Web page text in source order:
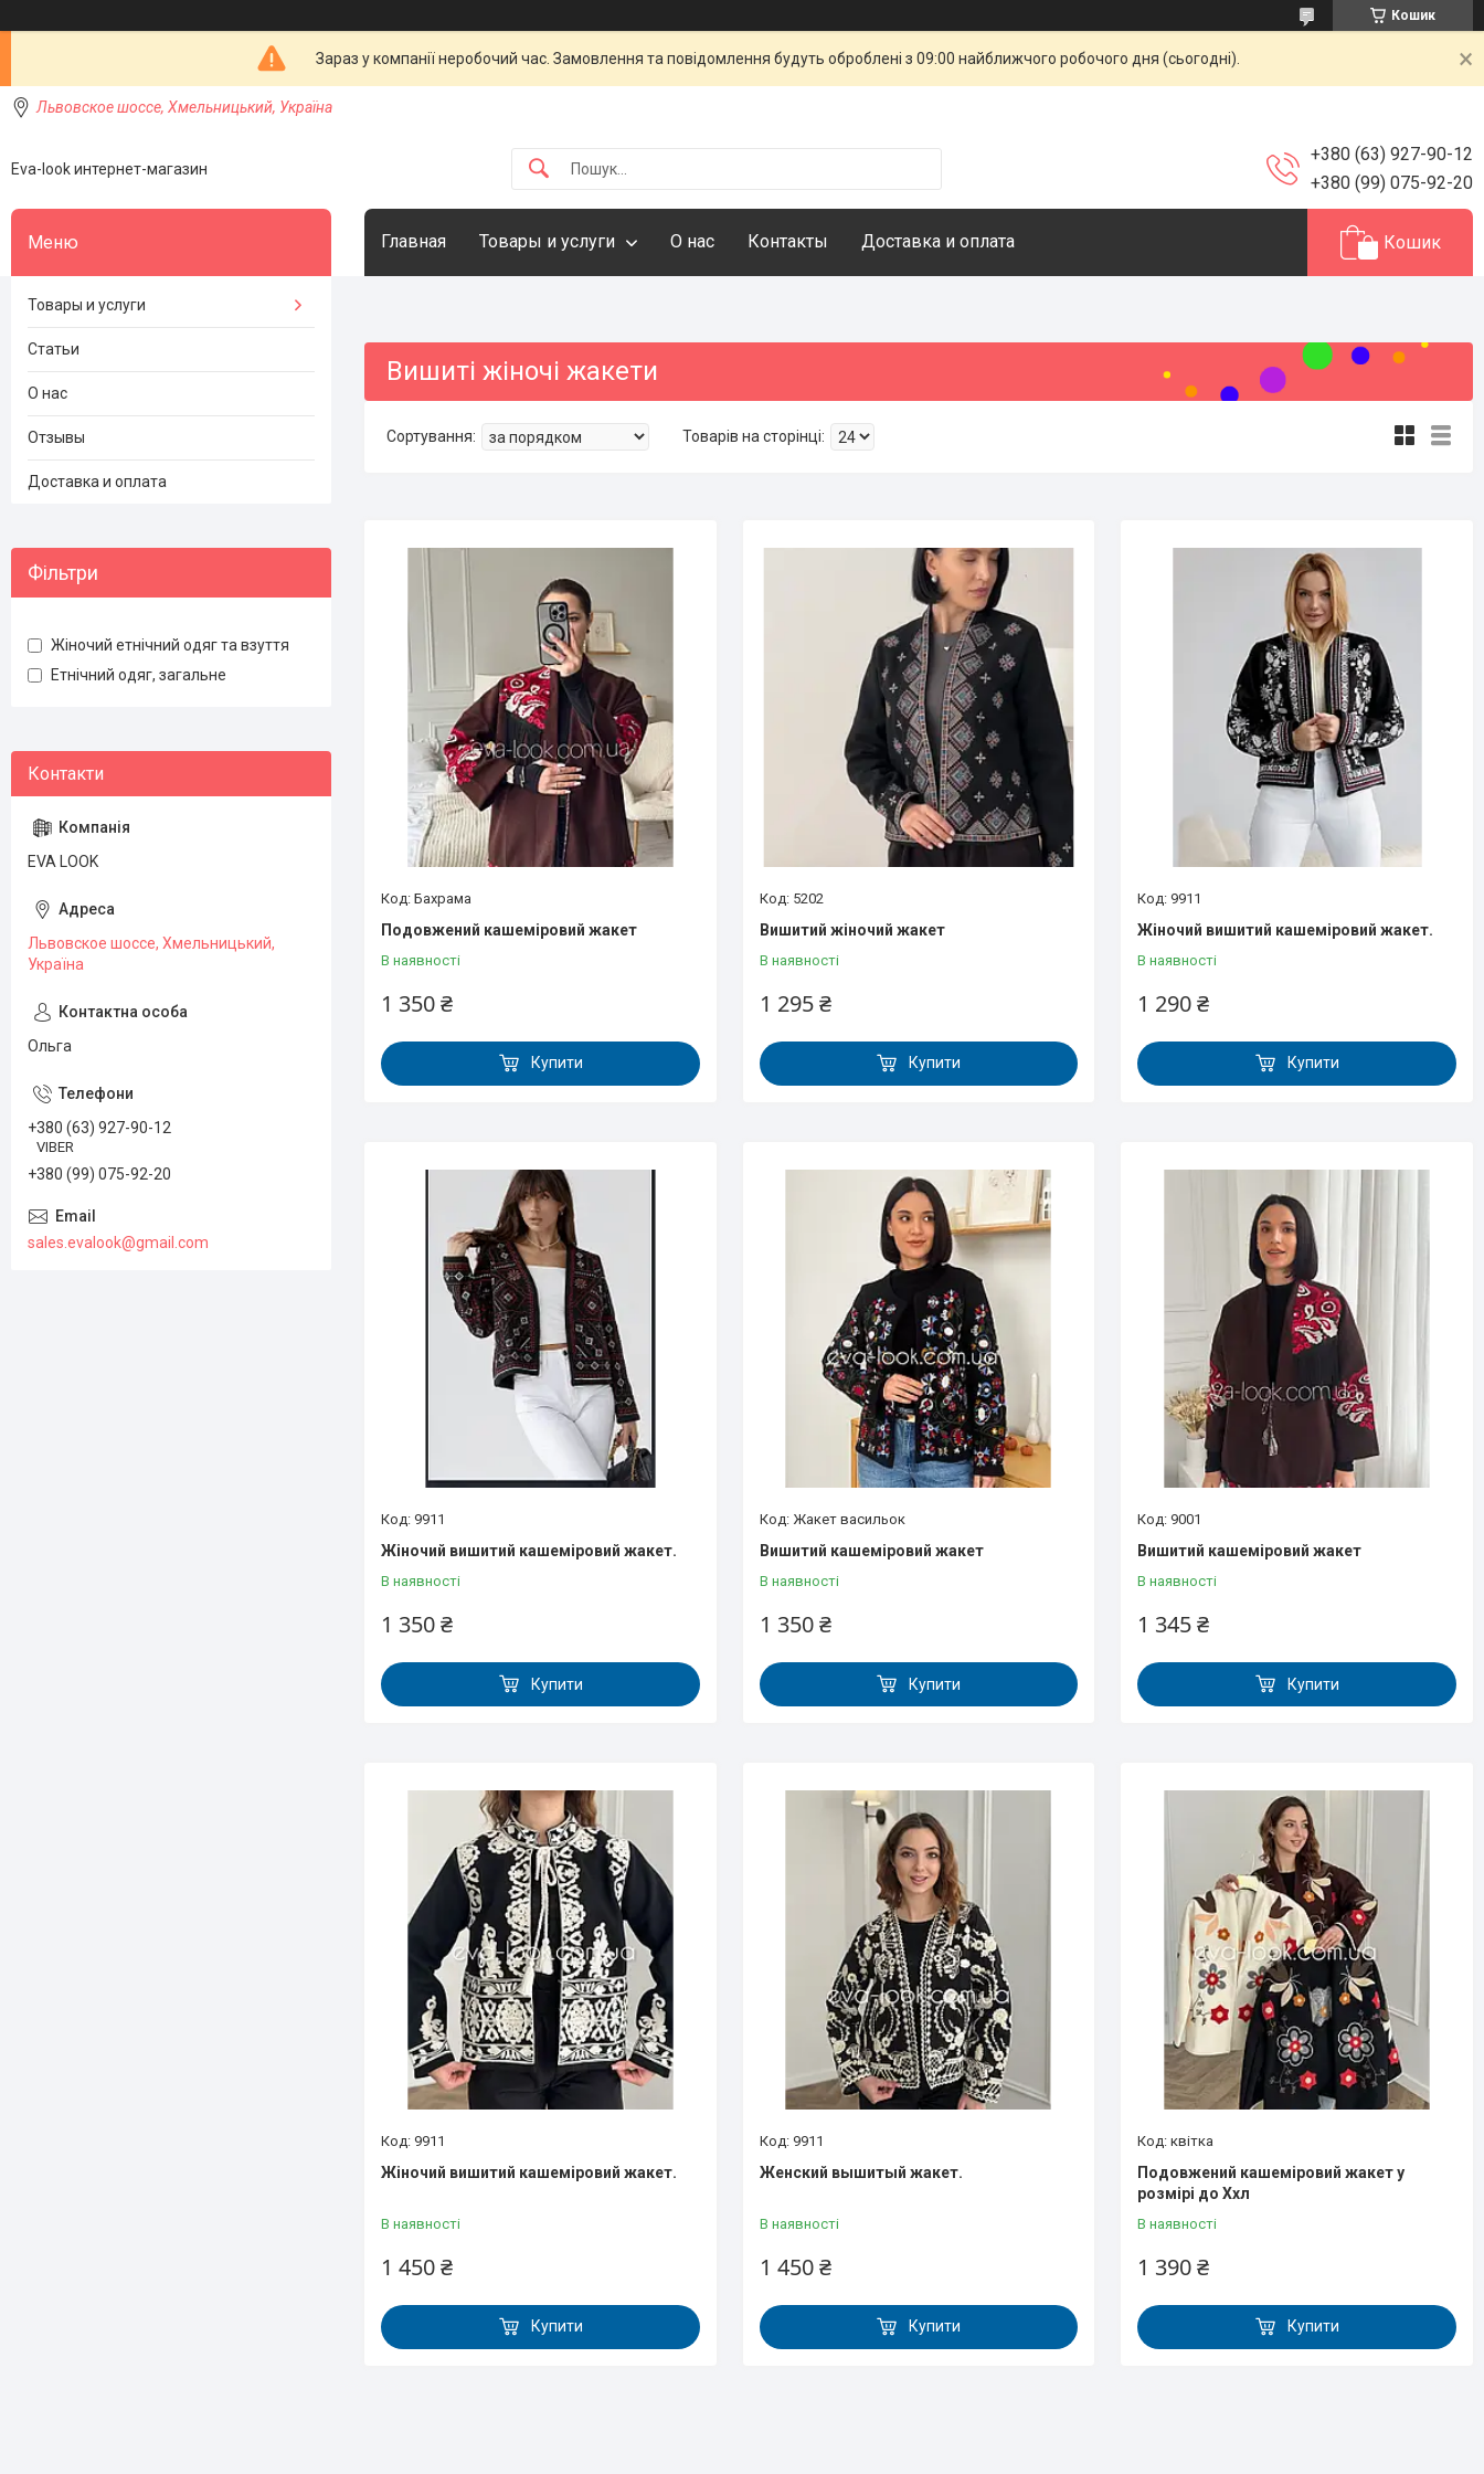
Кошик
Зараз у компанії неробочий час. Замовлення та повідомлення будуть оброблені з 09:00 найближчого робочого дня (сьогодні).
Львовское шоссе, Хмельницький, Україна
Eva-look интернет-магазин
+380 (63) 927-90-12
+380 (99) 075-92-20
Главная Товары и услуги О нас Контакты Доставка и оплата Кошик
Вишиті жіночі жакети
Бахрама
Подовжений кашеміровий жакет
В наявності
1 350 ₴
Купити
5202
Вишитий жіночий жакет
В наявності
1 295 ₴
Купити
9911
Жіночий вишитий кашеміровий жакет.
В наявності
1 290 ₴
Купити
9911
Жіночий вишитий кашеміровий жакет.
В наявності
1 350 ₴
Купити
Жакет васильок
Вишитий кашеміровий жакет
В наявності
1 350 ₴
Купити
9001
Вишитий кашеміровий жакет
В наявності
1 345 ₴
Купити
9911
Жіночий вишитий кашеміровий жакет.
В наявності
1 450 ₴
Купити
9911
Женский вышитый жакет.
В наявності
1 450 ₴
Купити
квітка
Подовжений кашеміровий жакет у
розмірі до Ххл
В наявності
1 390 ₴
Купити
Товары и услуги
Статьи
О нас
Отзывы
Доставка и оплата
Фільтри
Жіночий етнічний одяг та взуття
Етнічний одяг, загальне
EVA LOOK
Львовское шоссе, Хмельницький,
Україна
Ольга
+380 (63) 927-90-12
VIBER
+380 (99) 075-92-20
sales.evalook@gmail.com